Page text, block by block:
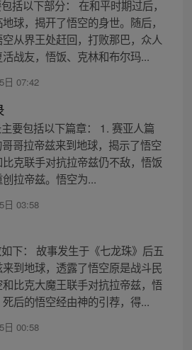
括以下部分： 在和平时期过后，
球，揭开了悟空的身世。随后，
从界王处赶回，打败那巴，众人
战友，悟饭、克林和布尔玛...
日 07:42
要包括以下篇章： 1. 赛亚人篇
哥哥拉帝兹来到地球，揭示了悟空
克联手对抗拉帝兹仍不敌，悟饭
拉帝兹。悟空为...
日 03:58
下： 故事发生于《七龙珠》后五
到地球，透露了悟空原是战斗民
比克大魔王联手对抗拉帝兹，悟
后的悟空经由神的引荐，得...
日 00:58